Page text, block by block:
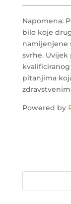
Napomena:
bilo koje
namijenjene
svrhe.
pitanjima
Powered by